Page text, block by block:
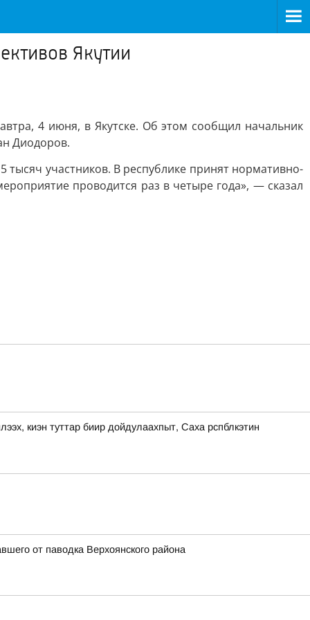
Якутии
4 июня, в Якутске. Об этом сообщил начальник
Диодоров.
тысяч участников. В республике принят нормативно-
проводится раз в четыре года», — сказал
киэн туттар биир дойдулаахпыт, Саха рспблкэтин
от паводка Верхоянского района